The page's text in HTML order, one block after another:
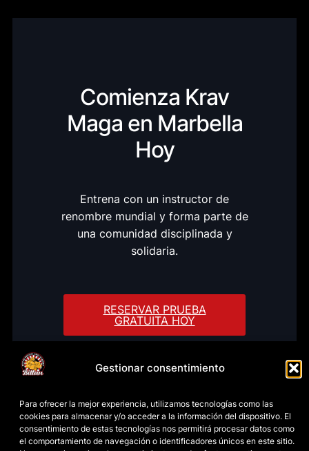
Gestionar consentimiento
Para ofrecer la mejor experiencia, utilizamos tecnologías como las
cookies para almacenar y/o acceder a la información del dispositivo. El
consentimiento de estas tecnologías nos permitirá procesar datos como
el comportamiento de navegación o identificadores únicos en este sitio.
Comienza Krav
Maga en Marbella
Hoy
Entrena con un instructor de
renombre mundial y forma parte de
una comunidad disciplinada y
solidaria.
RESERVAR PRUEBA
GRATUITA HOY